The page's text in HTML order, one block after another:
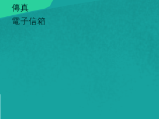
傳真
電子信箱